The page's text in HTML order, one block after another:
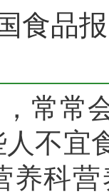
食品
常常
不宜
养科